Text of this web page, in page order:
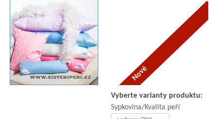
Vyberte varianty produktu:
Sypkovina/Kvalita peří